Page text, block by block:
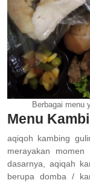
Berbagai menu
Menu
aqiqoh kambing
merayakan
dasarnya, aqiqah
berupa domba /